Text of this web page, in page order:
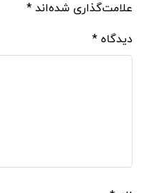
علامت‌گذاری شده‌اند*
دیدگاه*